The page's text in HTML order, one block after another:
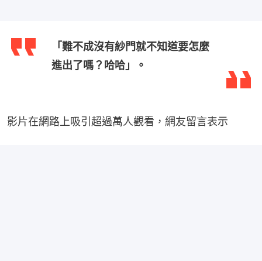
「難不成沒有紗門就不知道要怎麼
進出了嗎？哈哈」。
影片在網路上吸引超過萬人觀看，網友留言表示